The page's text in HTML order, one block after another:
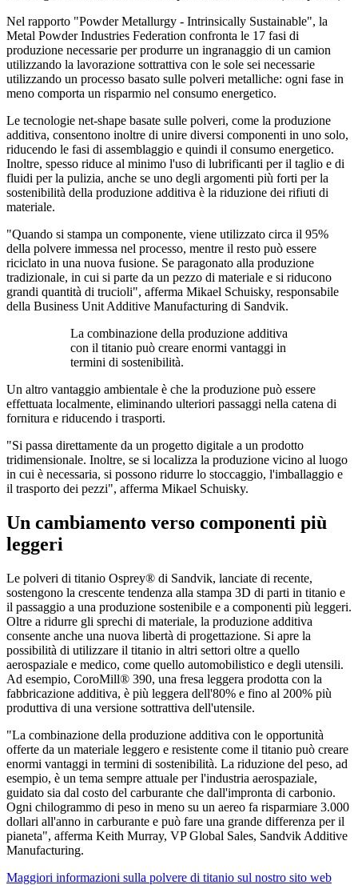
Nel rapporto "Powder Metallurgy - Intrinsically Sustainable", la
Metal Powder Industries Federation confronta le 17 fasi di
produzione necessarie per produrre un ingranaggio di un camion
utilizzando la lavorazione sottrattiva con le sole sei necessarie
utilizzando un processo basato sulle polveri metalliche: ogni fase in
meno comporta un risparmio nel consumo energetico.
Le tecnologie net-shape basate sulle polveri, come la produzione
additiva, consentono inoltre di unire diversi componenti in uno solo,
riducendo le fasi di assemblaggio e quindi il consumo energetico.
Inoltre, spesso riduce al minimo l'uso di lubrificanti per il taglio e di
fluidi per la pulizia, anche se uno degli argomenti più forti per la
sostenibilità della produzione additiva è la riduzione dei rifiuti di
materiale.
"Quando si stampa un componente, viene utilizzato circa il 95%
della polvere immessa nel processo, mentre il resto può essere
riciclato in una nuova fusione. Se paragonato alla produzione
tradizionale, in cui si parte da un pezzo di materiale e si riducono
grandi quantità di trucioli", afferma Mikael Schuisky, responsabile
della Business Unit Additive Manufacturing di Sandvik.
La combinazione della produzione additiva
con il titanio può creare enormi vantaggi in
termini di sostenibilità.
Un altro vantaggio ambientale è che la produzione può essere
effettuata localmente, eliminando ulteriori passaggi nella catena di
fornitura e riducendo i trasporti.
"Si passa direttamente da un progetto digitale a un prodotto
tridimensionale. Inoltre, se si localizza la produzione vicino al luogo
in cui è necessaria, si possono ridurre lo stoccaggio, l'imballaggio e
il trasporto dei pezzi", afferma Mikael Schuisky.
Un cambiamento verso componenti più
leggeri
Le polveri di titanio Osprey® di Sandvik, lanciate di recente,
sostengono la crescente tendenza alla stampa 3D di parti in titanio e
il passaggio a una produzione sostenibile e a componenti più leggeri.
Oltre a ridurre gli sprechi di materiale, la produzione additiva
consente anche una nuova libertà di progettazione. Si apre la
possibilità di utilizzare il titanio in altri settori oltre a quello
aerospaziale e medico, come quello automobilistico e degli utensili.
Ad esempio, CoroMill® 390, una fresa leggera prodotta con la
fabbricazione additiva, è più leggera dell'80% e fino al 200% più
produttiva di una versione sottrattiva dell'utensile.
"La combinazione della produzione additiva con le opportunità
offerte da un materiale leggero e resistente come il titanio può creare
enormi vantaggi in termini di sostenibilità. La riduzione del peso, ad
esempio, è un tema sempre attuale per l'industria aerospaziale,
guidato sia dal costo del carburante che dall'impronta di carbonio.
Ogni chilogrammo di peso in meno su un aereo fa risparmiare 3.000
dollari all'anno in carburante e può fare una grande differenza per il
pianeta", afferma Keith Murray, VP Global Sales, Sandvik Additive
Manufacturing.
Maggiori informazioni sulla polvere di titanio sul nostro sito web